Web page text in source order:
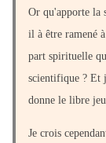
Or qu'apporte la
il à être ramené
part spirituelle
scientifique ? Et
donne le libre
Je crois